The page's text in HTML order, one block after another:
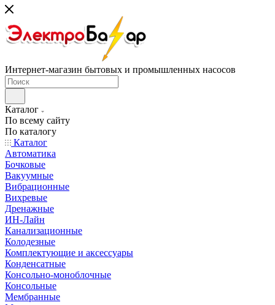
Интернет-магазин бытовых и промышленных насосов
Каталог
По всему сайту
По каталогу
Каталог
Автоматика
Бочковые
Вакуумные
Вибрационные
Вихревые
Дренажные
ИН-Лайн
Канализационные
Колодезные
Комплектующие и аксессуары
Конденсатные
Консольно-моноблочные
Консольные
Мембранные